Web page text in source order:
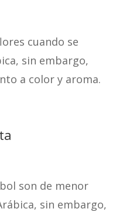
cuando se
sin embargo,
a color y aroma.
son de menor
sin embargo,